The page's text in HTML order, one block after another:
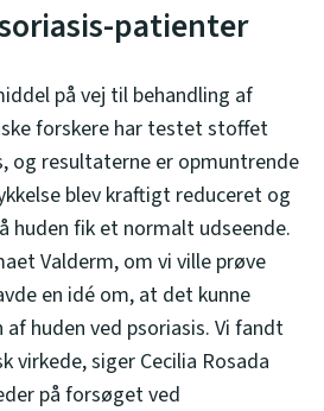
patienter
på vej til behandling af
forskere har testet stoffet
og resultaterne er opmuntrende
blev kraftigt reduceret og
huden fik et normalt udseende.
Valderm, om vi ville prøve
en idé om, at det kunne
huden ved psoriasis. Vi fandt
virkede, siger Cecilia Rosada
på forsøget ved